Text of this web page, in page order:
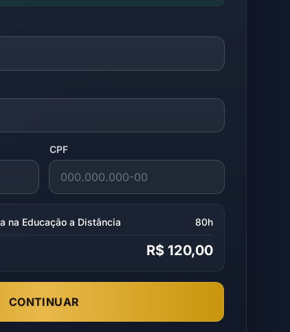
CPF
na Educação a Distância 80h
R$ 120,00
CONTINUAR